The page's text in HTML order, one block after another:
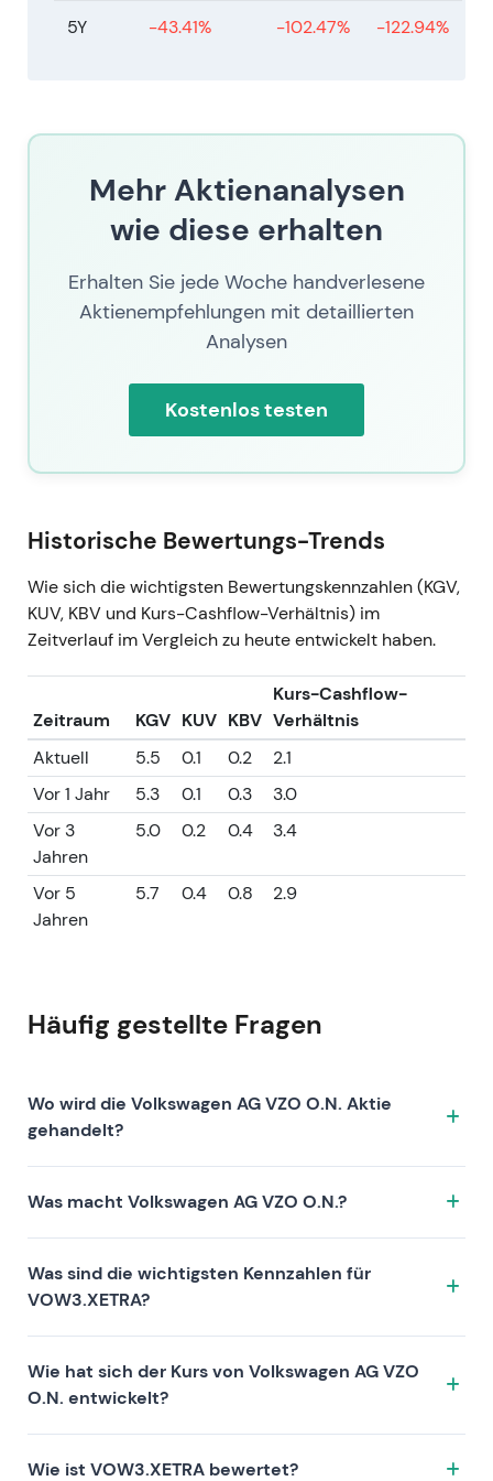
5Y -43.41% -102.47% -122.94%
Mehr Aktienanalysen
wie diese erhalten
Erhalten Sie jede Woche handverlesene
Aktienempfehlungen mit detaillierten
Analysen
Kostenlos testen
Historische Bewertungs-Trends
Wie sich die wichtigsten Bewertungskennzahlen (KGV,
KUV, KBV und Kurs-Cashflow-Verhältnis) im
Zeitverlauf im Vergleich zu heute entwickelt haben.
Zeitraum KGV KUV KBV
Kurs-Cashflow-
Verhältnis
Aktuell
5.5 0.1 0.2
2.1
Vor 1 Jahr
5.3 0.1 0.3
3.0
Vor 3
Jahren
5.0 0.2 0.4 3.4
Vor 5
Jahren
5.7 0.4 0.8 2.9
Häufig gestellte Fragen
Wo wird die Volkswagen AG VZO O.N. Aktie
gehandelt?
Ticker VOW3.XETRA an der Börse XETRA gehandelt.
ISIN: DE0007664039.
Was macht Volkswagen AG VZO O.N.?
sich durch folgende Investment-These auszeichnet:
Was sind die wichtigsten Kennzahlen für
VOW3.XETRA?
Bewertung (KGV 6, KUV 0.1, KBV 0.2), die Rentabilität
(Gewinnmarge 2.12%, Eigenkapitalrendite 3.11%) und
das Wachstum (Umsatz —, Gewinn —). Die
Marktkapitalisierung beträgt 36.57B EUR. Diese
Wie hat sich der Kurs von Volkswagen AG VZO
O.N. entwickelt?
Wie ist VOW3.XETRA bewertet?